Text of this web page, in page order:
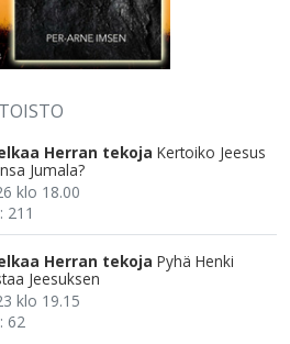
Herran tekoja Kertoiko Jeesus
Jumala?
klo 18.00
211
Herran tekoja Pyhä Henki
Jeesuksen
klo 19.15
62